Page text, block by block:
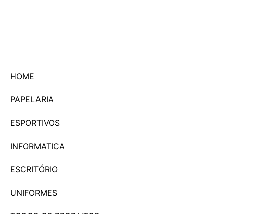
HOME
PAPELARIA
ESPORTIVOS
INFORMATICA
ESCRITÓRIO
UNIFORMES